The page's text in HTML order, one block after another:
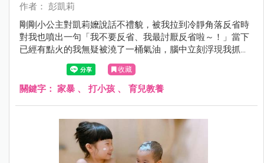
作者： 彭凱莉
剛剛小公主對凱莉嬤說話不禮貌，被我拉到冷靜角落反省時
對我也噴出一句「我不要反省、我最討厭反省啦～！」當下
已經有點火的我無疑被澆了一桶氣油，腦中立刻浮現我抓起
她賞了兩巴掌的畫面，但⋯我忍下來了！我不發一語走到廚
房，然後喝了一杯水再走出來...
收藏
關鍵字： 家暴 、 打小孩 、 育兒教養